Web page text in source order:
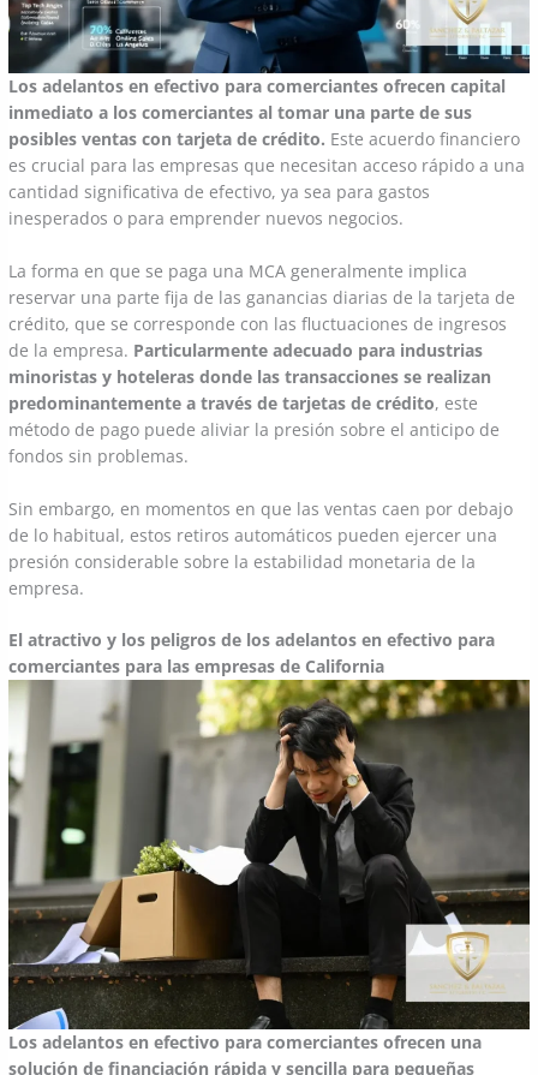
Los adelantos en efectivo para comerciantes ofrecen capital
inmediato a los comerciantes al tomar una parte de sus
posibles ventas con tarjeta de crédito. Este acuerdo financiero
es crucial para las empresas que necesitan acceso rápido a una
cantidad significativa de efectivo, ya sea para gastos
inesperados o para emprender nuevos negocios.
La forma en que se paga una MCA generalmente implica
reservar una parte fija de las ganancias diarias de la tarjeta de
crédito, que se corresponde con las fluctuaciones de ingresos
de la empresa. Particularmente adecuado para industrias
minoristas y hoteleras donde las transacciones se realizan
predominantemente a través de tarjetas de crédito, este
método de pago puede aliviar la presión sobre el anticipo de
fondos sin problemas.
Sin embargo, en momentos en que las ventas caen por debajo
de lo habitual, estos retiros automáticos pueden ejercer una
presión considerable sobre la estabilidad monetaria de la
empresa.
El atractivo y los peligros de los adelantos en efectivo para
comerciantes para las empresas de California
Los adelantos en efectivo para comerciantes ofrecen una
solución de financiación rápida y sencilla para pequeñas